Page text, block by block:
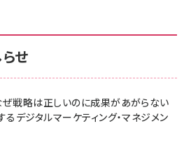
ンアン)2026/06/24号 No.2500増刊
ルエディション[王道エンタメの矜持／
ンアン)2026/07/08号 No.2502[2026
正規品 メーカー保証5年 KLMEA128G
ガラスフィルム iPhone 17 用 保護フィ
ド枠付き いPhone17 (6.3インチ) 対応
DSP25F1698
正規品 メーカー保証5年 KLMEA128G
eギフトカード - Amazonロゴ - クラ
III Flow USB-C & USB-C
せ
ぜ戦略は正しいのに成果があがらない
デジタルマーケティング・マネジメン